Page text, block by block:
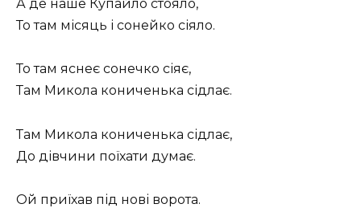
А де наше Купайло стояло,
То там місяць і сонейко сіяло.
То там яснеє сонечко сіяє,
Там Микола кониченька сідлає.
Там Микола кониченька сідлає,
До дівчини поїхати думає.
Ой приїхав під нові ворота.